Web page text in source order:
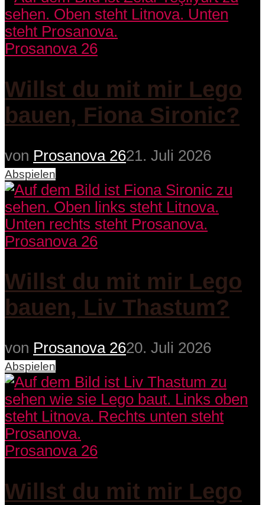
Prosanova 26
Willst du mit mir Lego
bauen, Fiona Sironic?
von Prosanova 2621. Juli 2026
Abspielen
Prosanova 26
Willst du mit mir Lego
bauen, Liv Thastum?
von Prosanova 2620. Juli 2026
Abspielen
Prosanova 26
Willst du mit mir Lego